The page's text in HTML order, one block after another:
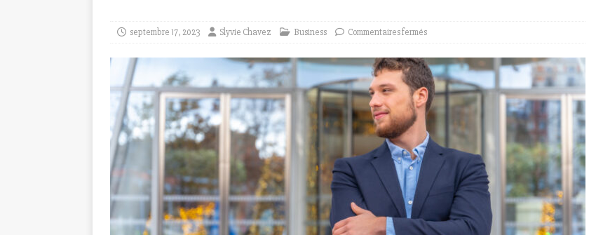
septembre 17, 2023 Slyvie Chavez Business Commentaires fermés